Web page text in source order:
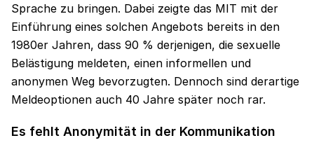
Sprache zu bringen. Dabei zeigte das MIT mit der
Einführung eines solchen Angebots bereits in den
1980er Jahren, dass 90 % derjenigen, die sexuelle
Belästigung meldeten, einen informellen und
anonymen Weg bevorzugten. Dennoch sind derartige
Meldeoptionen auch 40 Jahre später noch rar.
Es fehlt Anonymität in der Kommunikation